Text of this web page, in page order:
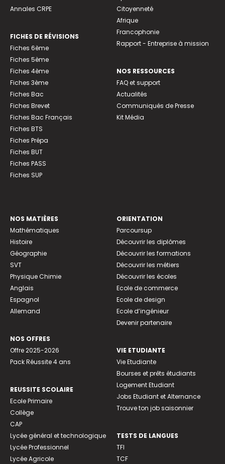
Annales CRPE
FICHES DE RÉVISIONS
Fiches 6ème
Fiches 5ème
Fiches 4ème
Fiches 3ème
Fiches Bac
Fiches Brevet
Fiches Bac Français
Fiches BTS
Fiches Prépa
Fiches BUT
Fiches PASS
Fiches SUP
Citoyenneté
Afrique
Francophonie
Rapport - Entreprise à mission
NOS RESSOURCES
FAQ et support
Actualités
Communiqués de Presse
Kit Média
NOS MATIÈRES
Mathématiques
Histoire
Géographie
SVT
Physique Chimie
Anglais
Espagnol
Allemand
NOS OFFRES
Offre 2025-2026
Pack Réussite 4 ans
REUSSITE SCOLAIRE
Ecole Primaire
Collège
CAP
Lycée général et technologique
Lycée Professionnel
Lycée Agricole
ORIENTATION
Parcoursup
Découvrir les diplômes
Découvrir les formations
Découvrir les métiers
Découvrir les écoles
Ecole de commerce
Ecole de design
Ecole d’ingénieur
Devenir partenaire
VIE ETUDIANTE
Vie Etudiante
Bourses et prêts étudiants
Logement Etudiant
Jobs Etudiant et Alternance
Trouve ton job saisonnier
TESTS DE LANGUES
TFI
TCF